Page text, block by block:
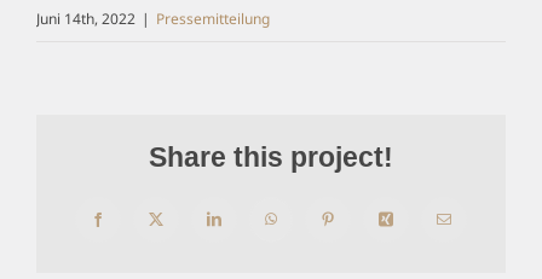
Juni 14th, 2022 | Pressemitteilung
Share this project!
FacebookX LinkedIn WhatsAppPinterest Xing
E-